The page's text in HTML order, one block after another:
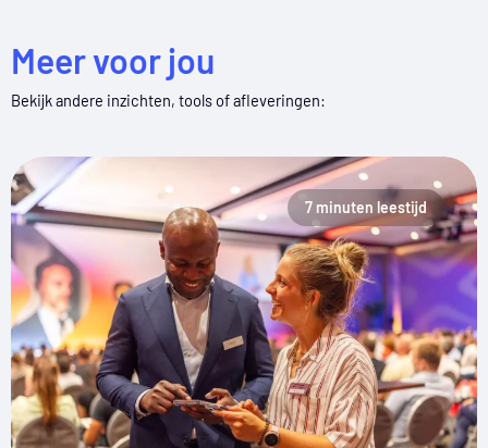
Meer voor jou
Bekijk andere inzichten, tools of afleveringen:
7 minuten leestijd